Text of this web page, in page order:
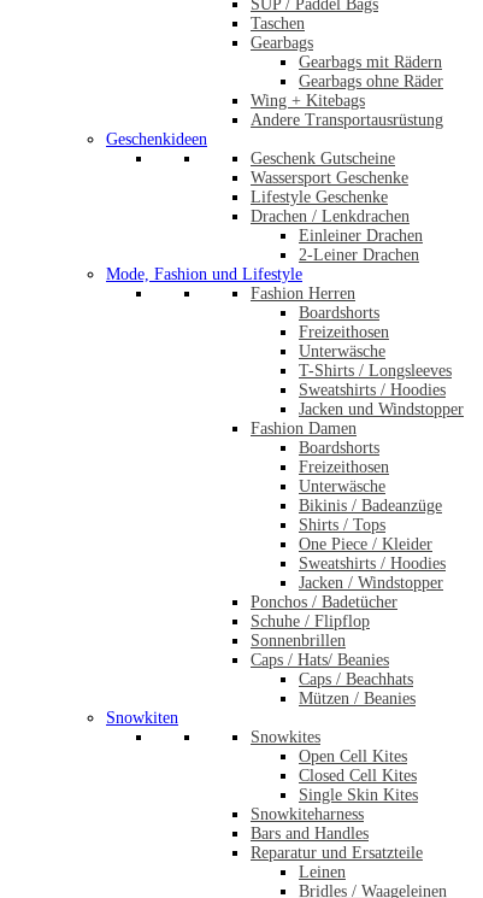
SUP / Paddel Bags
Taschen
Gearbags
Gearbags mit Rädern
Gearbags ohne Räder
Wing + Kitebags
Andere Transportausrüstung
Geschenkideen
Geschenk Gutscheine
Wassersport Geschenke
Lifestyle Geschenke
Drachen / Lenkdrachen
Einleiner Drachen
2-Leiner Drachen
Mode, Fashion und Lifestyle
Fashion Herren
Boardshorts
Freizeithosen
Unterwäsche
T-Shirts / Longsleeves
Sweatshirts / Hoodies
Jacken und Windstopper
Fashion Damen
Boardshorts
Freizeithosen
Unterwäsche
Bikinis / Badeanzüge
Shirts / Tops
One Piece / Kleider
Sweatshirts / Hoodies
Jacken / Windstopper
Ponchos / Badetücher
Schuhe / Flipflop
Sonnenbrillen
Caps / Hats/ Beanies
Caps / Beachhats
Mützen / Beanies
Snowkiten
Snowkites
Open Cell Kites
Closed Cell Kites
Single Skin Kites
Snowkiteharness
Bars and Handles
Reparatur und Ersatzteile
Leinen
Bridles / Waageleinen